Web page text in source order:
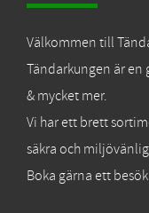
Välkommen till
Tändarkungen är
& mycket mer.
Vi har ett brett
säkra och
Boka gärna ett